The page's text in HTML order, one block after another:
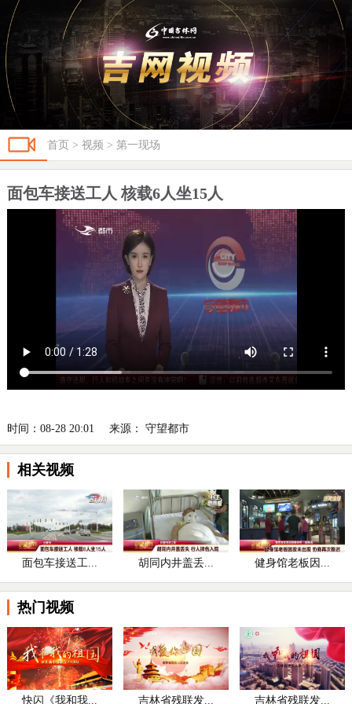
首页 >视频 >第一现场
面包车接送工人 核载6人坐15人
时间：08-28 20:01 来源： 守望都市
相关视频
面包车接送工... 胡同内井盖丢... 健身馆老板因...
热门视频
快闪《我和我... 吉林省残联发... 吉林省残联发...